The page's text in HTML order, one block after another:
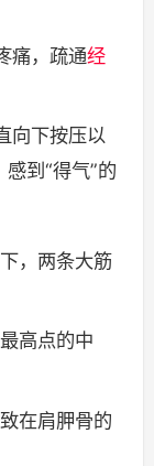
痛，疏通经
向下按压以
到“得气”的
，两条大筋
高点的中
在肩胛骨的